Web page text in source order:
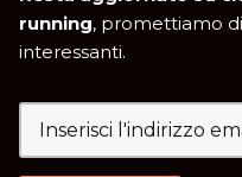
running, promettiamo
interessanti.